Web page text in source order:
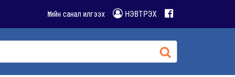
Үгийн санал илгээх НЭВТРЭХ